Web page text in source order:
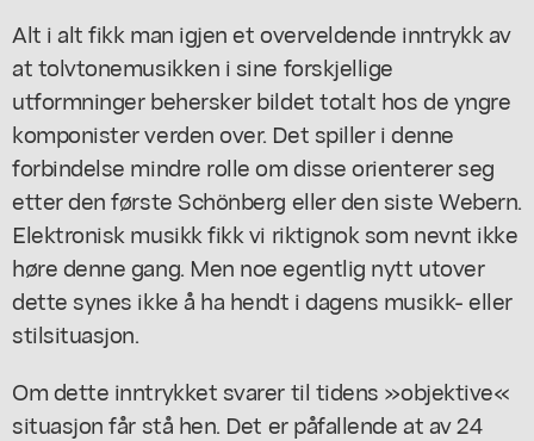
Alt i alt fikk man igjen et overveldende inntrykk av
at tolvtonemusikken i sine forskjellige
utformninger behersker bildet totalt hos de yngre
komponister verden over. Det spiller i denne
forbindelse mindre rolle om disse orienterer seg
etter den første Schönberg eller den siste Webern.
Elektronisk musikk fikk vi riktignok som nevnt ikke
høre denne gang. Men noe egentlig nytt utover
dette synes ikke å ha hendt i dagens musikk- eller
stilsituasjon.
Om dette inntrykket svarer til tidens »objektive«
situasjon får stå hen. Det er påfallende at av 24